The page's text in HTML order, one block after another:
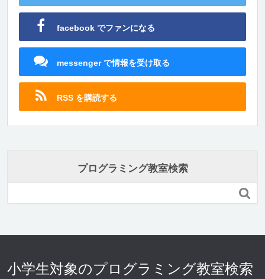
facebook でファンになる
messenger で情報を受け取る
RSS を購読する
プログラミング教室検索

小学生対象のプログラミング教室検索